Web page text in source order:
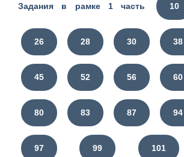
Задания в рамке 1 часть 10
26 28 30 38
45 52 56 60
80 83 87 94
97 99 101